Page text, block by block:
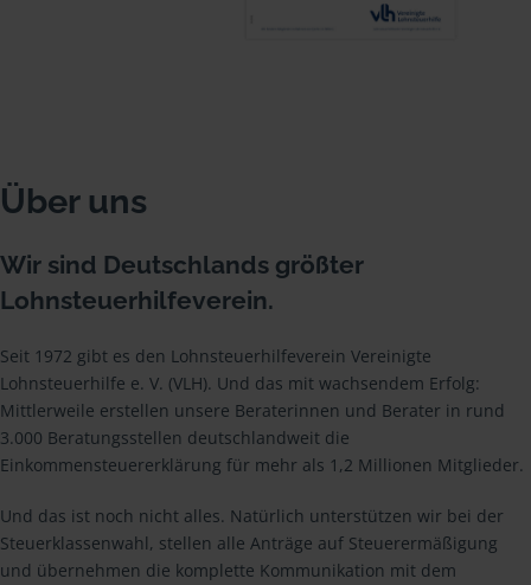
Über uns
Wir sind Deutschlands größter
Lohnsteuerhilfeverein.
Seit 1972 gibt es den Lohnsteuerhilfeverein Vereinigte
Lohnsteuerhilfe e. V. (VLH). Und das mit wachsendem Erfolg:
Mittlerweile erstellen unsere Beraterinnen und Berater in rund
3.000 Beratungsstellen deutschlandweit die
Einkommensteuererklärung für mehr als 1,2 Millionen Mitglieder.
Und das ist noch nicht alles. Natürlich unterstützen wir bei der
Steuerklassenwahl, stellen alle Anträge auf Steuerermäßigung
und übernehmen die komplette Kommunikation mit dem